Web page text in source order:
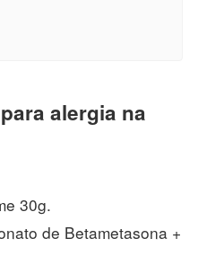
alergia na
30g.
de Betametasona +